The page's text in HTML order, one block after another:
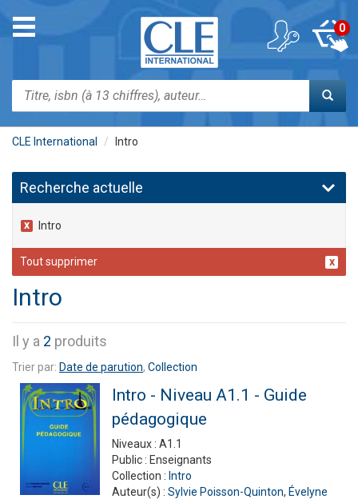
contenu
Toggle
navigation
Rechercher
0
CLE International Intro
Recherche actuelle
Intro
Tout supprimer
Intro
Il y a 2 produits
Trier par: Date de parution, Collection
Intro - Niveau A1.1 - Guide
pédagogique
Niveaux : A1.1
Public : Enseignants
Collection : Intro
Auteur(s) : Sylvie Poisson-Quinton, Évelyne